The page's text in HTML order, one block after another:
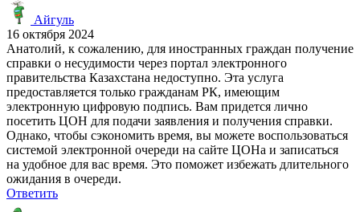
Айгуль
16 октября 2024
Анатолий, к сожалению, для иностранных граждан получение
справки о несудимости через портал электронного
правительства Казахстана недоступно. Эта услуга
предоставляется только гражданам РК, имеющим
электронную цифровую подпись. Вам придется лично
посетить ЦОН для подачи заявления и получения справки.
Однако, чтобы сэкономить время, вы можете воспользоваться
системой электронной очереди на сайте ЦОНа и записаться
на удобное для вас время. Это поможет избежать длительного
ожидания в очереди.
Ответить